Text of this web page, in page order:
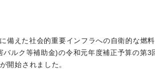
備えた社会的重要インフラへの自衛的な燃
ルク等補助金)の令和元年度補正予算の第3
開始されました。